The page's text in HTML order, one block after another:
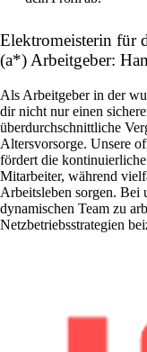
Elektromeisterin für
(a*) Arbeitgeber:
Als Arbeitgeber in der
dir nicht nur einen
überdurchschnittliche
Altersvorsorge. Unsere
fördert die
Mitarbeiter, während
Arbeitsleben sorgen. Bei
dynamischen Team zu
Netzbetriebsstrategien